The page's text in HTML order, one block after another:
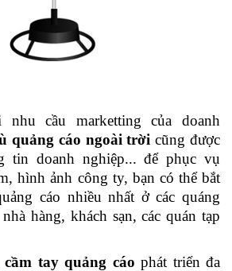
cầu marketting của doanh
quảng cáo ngoài trời cũng được
tin doanh nghiệp... để phục vụ
hình ảnh công ty, bạn có thể bắt
cáo nhiều nhất ở các quáng
hàng, khách sạn, các quán tạp
cầm tay quảng cáo phát triển đa